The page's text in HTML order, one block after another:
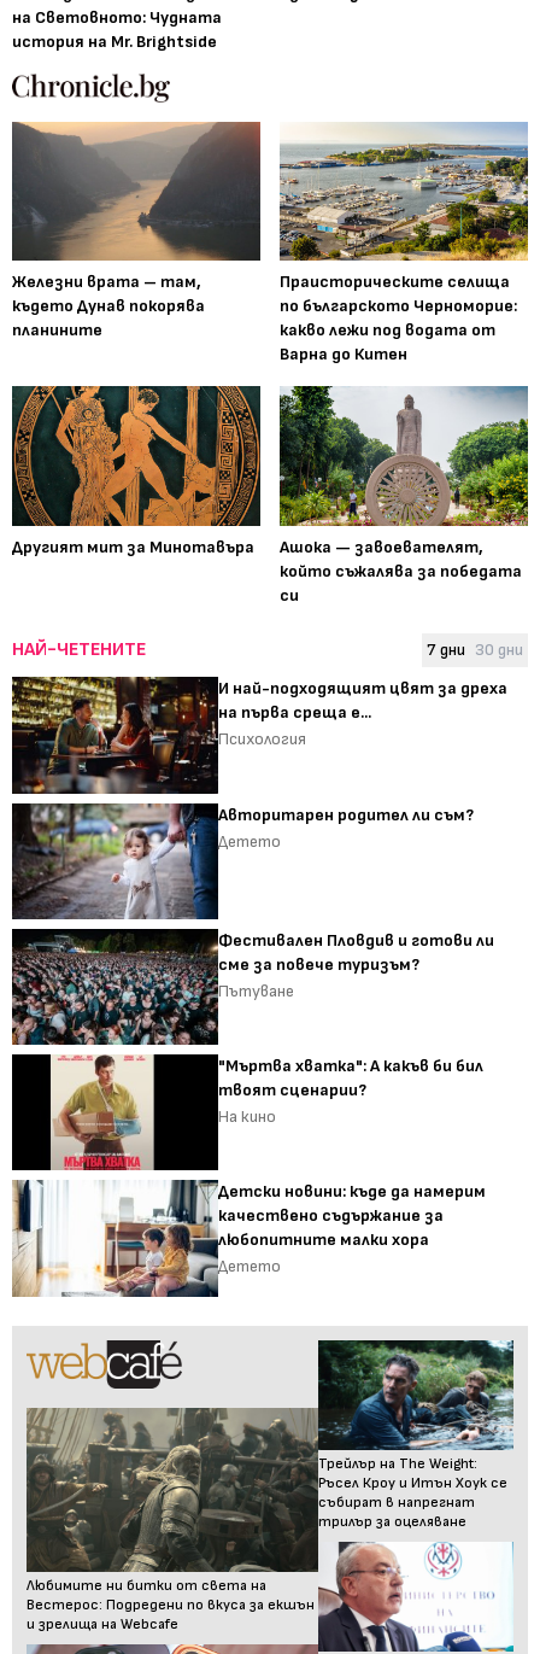
на Световното: Чудната
история на Mr. Brightside
Железни врата – там,
където Дунав покорява
планините
Праисторическите селища
по българското Черноморие:
какво лежи под водата от
Варна до Китен
Другият мит за Минотавъра
Ашока — завоевателят,
който съжалява за победата
си
НАЙ-ЧЕТЕНИТЕ 7 дни 30 дни
И най-подходящият цвят за дреха
на първа среща е...
Психология
Авторитарен родител ли съм?
Детето
Фестивален Пловдив и готови ли
сме за повече туризъм?
Пътуване
"Мъртва хватка": А какъв би бил
твоят сценарии?
На кино
Детски новини: къде да намерим
качествено съдържание за
любопитните малки хора
Детето
Любимите ни битки от света на
Вестерос: Подредени по вкуса за екшън
и зрелища на Webcafe
Трейлър на The Weight:
Ръсел Кроу и Итън Хоук се
събират в напрегнат
трилър за оцеляване